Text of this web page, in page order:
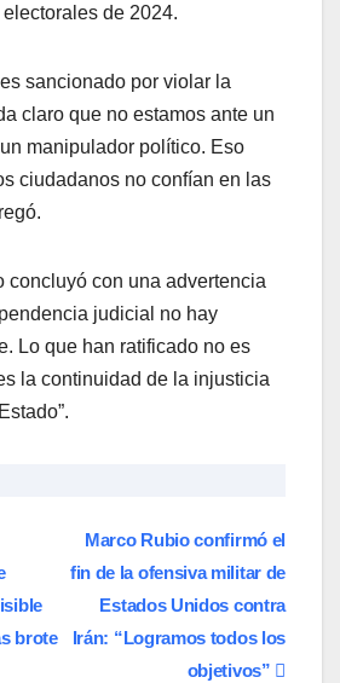
de 2024.
sancionado por violar la
claro que no estamos ante un
manipulador político. Eso
ciudadanos no confían en las
concluyó con una advertencia
judicial no hay
Lo que han ratificado no es
la continuidad de la injusticia
Marco Rubio confirmó el
fin de la ofensiva militar de
Estados Unidos contra
Irán: “Logramos todos los
objetivos”
brote